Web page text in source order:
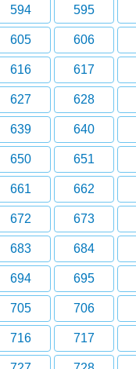
594 595
605 606
616 617
627 628
639 640
650 651
661 662
672 673
683 684
694 695
705 706
716 717